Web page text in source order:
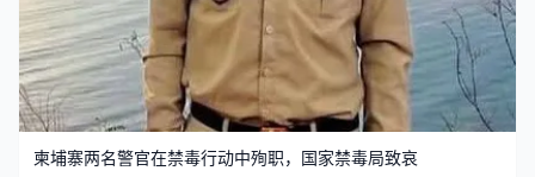
柬埔寨两名警官在禁毒行动中殉职，国家禁毒局致哀